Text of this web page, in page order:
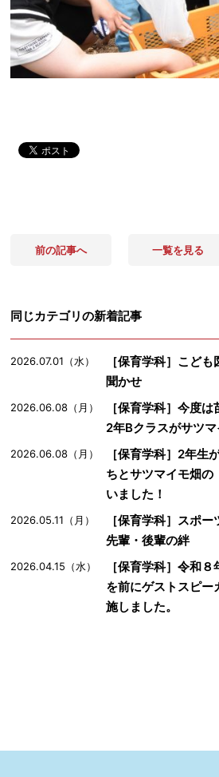
前の記事へ 一覧を見る
同じカテゴリの新着記事
2026.07.01（水）
［保育学科］こど
聞かせ
2026.06.08（月）
［保育学科］今度
2年Bクラスがサツ
2026.06.08（月）
［保育学科］2年生
ちとサツマイモ畑の
いました！
2026.05.11（月）
［保育学科］スポ
先輩・後輩の絆
2026.04.15（水）
［保育学科］令和８
を前にゲストスピー
施しました。